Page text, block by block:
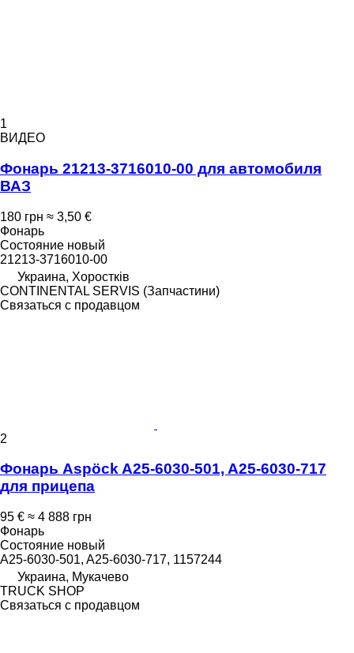
1
ВИДЕО
Фонарь 21213-3716010-00 для автомобиля
ВАЗ
180 грн ≈ 3,50 €
Фонарь
Состояние новый
21213-3716010-00
Украина, Хоростків
CONTINENTAL SERVIS (Запчастини)
Связаться с продавцом
2
Фонарь Aspöck A25-6030-501, A25-6030-717
для прицепа
95 € ≈ 4 888 грн
Фонарь
Состояние новый
A25-6030-501, A25-6030-717, 1157244
Украина, Мукачево
TRUCK SHOP
Связаться с продавцом